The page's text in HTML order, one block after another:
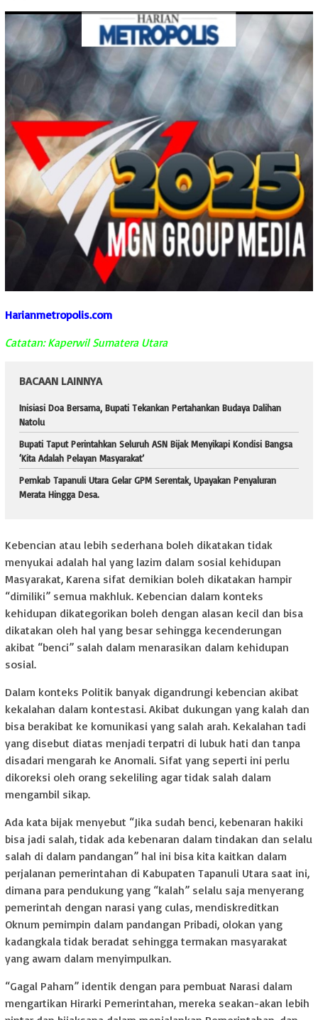
Harianmetropolis.com
Catatan: Kaperwil Sumatera Utara
BACAAN LAINNYA
Inisiasi Doa Bersama, Bupati Tekankan Pertahankan Budaya Dalihan
Natolu
Bupati Taput Perintahkan Seluruh ASN Bijak Menyikapi Kondisi Bangsa
‘Kita Adalah Pelayan Masyarakat’
Pemkab Tapanuli Utara Gelar GPM Serentak, Upayakan Penyaluran
Merata Hingga Desa.
Kebencian atau lebih sederhana boleh dikatakan tidak
menyukai adalah hal yang lazim dalam sosial kehidupan
Masyarakat, Karena sifat demikian boleh dikatakan hampir
“dimiliki” semua makhluk. Kebencian dalam konteks
kehidupan dikategorikan boleh dengan alasan kecil dan bisa
dikatakan oleh hal yang besar sehingga kecenderungan
akibat “benci” salah dalam menarasikan dalam kehidupan
sosial.
Dalam konteks Politik banyak digandrungi kebencian akibat
kekalahan dalam kontestasi. Akibat dukungan yang kalah dan
bisa berakibat ke komunikasi yang salah arah. Kekalahan tadi
yang disebut diatas menjadi terpatri di lubuk hati dan tanpa
disadari mengarah ke Anomali. Sifat yang seperti ini perlu
dikoreksi oleh orang sekeliling agar tidak salah dalam
mengambil sikap.
Ada kata bijak menyebut “Jika sudah benci, kebenaran hakiki
bisa jadi salah, tidak ada kebenaran dalam tindakan dan selalu
salah di dalam pandangan” hal ini bisa kita kaitkan dalam
perjalanan pemerintahan di Kabupaten Tapanuli Utara saat ini,
dimana para pendukung yang “kalah” selalu saja menyerang
pemerintah dengan narasi yang culas, mendiskreditkan
Oknum pemimpin dalam pandangan Pribadi, olokan yang
kadangkala tidak beradat sehingga termakan masyarakat
yang awam dalam menyimpulkan.
“Gagal Paham” identik dengan para pembuat Narasi dalam
mengartikan Hirarki Pemerintahan, mereka seakan-akan lebih